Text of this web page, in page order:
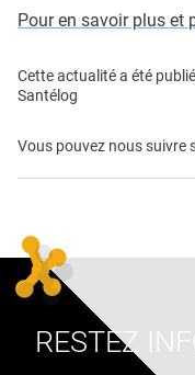
Pour en savoir plus et
Cette actualité a été
Santélog
Vous pouvez nous suivre
RESTEZ